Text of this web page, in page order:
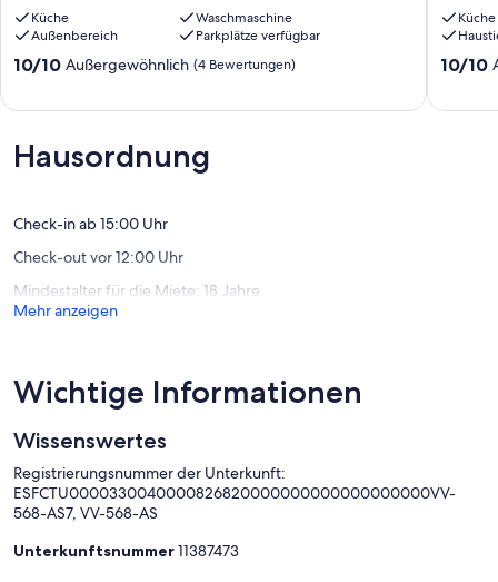
4
Personen
Cangas
Küche
Waschmaschine
Außenbereich
Parkplätze verfügbar
10.0
(4
Bewertungen)
10/10 Außergewöhnlich (4 Bewertungen)
Piloña
Küche
10.0
10/10
Hausordnung
Check-in ab 15:00 Uhr
Check-out vor 12:00 Uhr
Mindestalter für die Miete: 18 Jahre
Mehr anzeigen
Wichtige Informationen
Wissenswertes
Registrierungsnummer der Unterkunft:
ESFCTU0000330040000826820000000000000000000VV-
568-AS7, VV-568-AS
Unterkunftsnummer11387473